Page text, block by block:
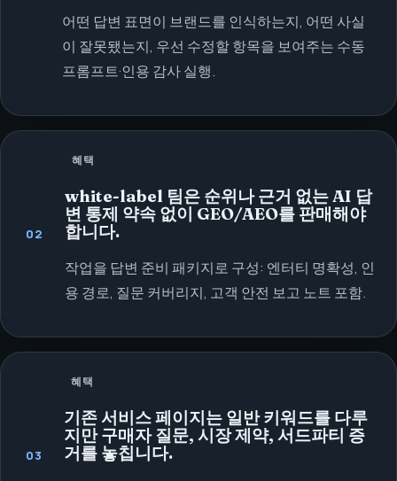
어떤 답변 표면이 브랜드를 인식하는지, 어떤 사실
이 잘못됐는지, 우선 수정할 항목을 보여주는 수동
프롬프트·인용 감사 실행.
02
혜택
white-label 팀은 순위나 근거 없는 AI 답
변 통제 약속 없이 GEO/AEO를 판매해야
합니다.
작업을 답변 준비 패키지로 구성: 엔터티 명확성, 인
용 경로, 질문 커버리지, 고객 안전 보고 노트 포함.
03
혜택
기존 서비스 페이지는 일반 키워드를 다루
지만 구매자 질문, 시장 제약, 서드파티 증
거를 놓칩니다.